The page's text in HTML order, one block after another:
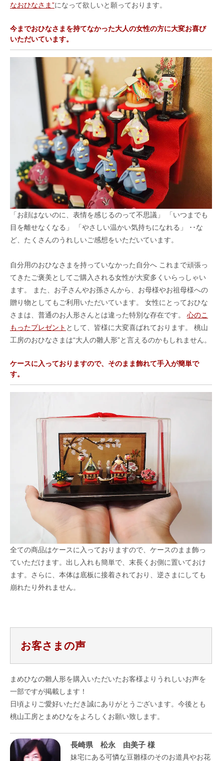
なおひなさま”になって欲しいと願っております。
今までおひなさまを持てなかった大人の女性の方に大変お喜び
いただいています。
「お顔はないのに、表情を感じるのって不思議」 「いつまでも
目を離せなくなる」 「やさしい温かい気持ちになれる」 ･･な
ど、たくさんのうれしいご感想をいただいています。
自分用のおひなさまを持っていなかった自分へ これまで頑張っ
てきたご褒美としてご購入される女性が大変多くいらっしゃい
ます。 また、お子さんやお孫さんから、お母様やお祖母様への
贈り物としてもご利用いただいています。 女性にとっておひな
さまは、普通のお人形さんとは違った特別な存在です。 心のこ
もったプレゼント として、皆様に大変喜ばれております。 桃山
工房のおひなさまは“大人の雛人形”と言えるのかもしれません。
ケースに入っておりますので、そのまま飾れて手入が簡単で
す。
全ての商品はケースに入っておりますので、ケースのまま飾っ
ていただけます。出し入れも簡単で、末長くお側に置いておけ
ます。さらに、本体は底板に接着されており、逆さまにしても
崩れたり外れません。
お客さまの声
まめひなの雛人形を購入いただいたお客様よりうれしいお声を
一部ですが掲載します！
日頃よりご愛好いただき誠にありがとうございます。今後とも
桃山工房とまめひなをよろしくお願い致します。
長崎県 松永 由美子 様
妹宅にある可憐な豆雛様のそのお道具やお花